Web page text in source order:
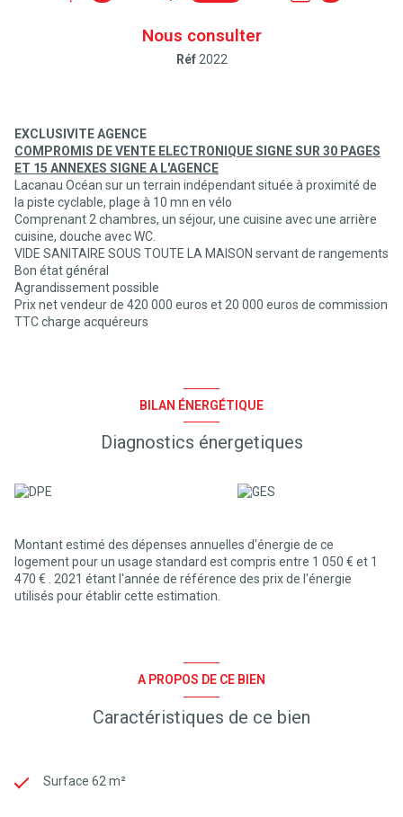
Nous consulter
Réf 2022
EXCLUSIVITE AGENCE
COMPROMIS DE VENTE ELECTRONIQUE SIGNE SUR 30 PAGES
ET 15 ANNEXES SIGNE A L'AGENCE
Lacanau Océan sur un terrain indépendant située à proximité de
la piste cyclable, plage à 10 mn en vélo
Comprenant 2 chambres, un séjour, une cuisine avec une arrière
cuisine, douche avec WC.
VIDE SANITAIRE SOUS TOUTE LA MAISON servant de rangements
Bon état général
Agrandissement possible
Prix net vendeur de 420 000 euros et 20 000 euros de commission
TTC charge acquéreurs
BILAN ÉNERGÉTIQUE
Diagnostics énergetiques
Montant estimé des dépenses annuelles d'énergie de ce
logement pour un usage standard est compris entre 1 050 € et 1
470 € . 2021 étant l'année de référence des prix de l'énergie
utilisés pour établir cette estimation.
A PROPOS DE CE BIEN
Caractéristiques de ce bien
Surface 62 m²